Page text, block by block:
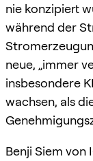
nie konzipiert
während der
neue, „immer
insbesondere
wachsen, als
Benji Siem von